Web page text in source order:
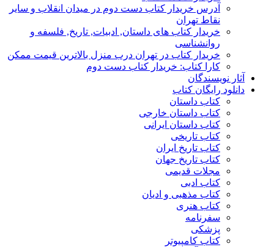
آدرس خریدار کتاب دست دوم در میدان انقلاب و سایر
نقاط تهران
خریدار کتاب های داستان, ادبیات, تاریخ, فلسفه و
روانشناسی
خریدار کتاب در تهران درب منزل بالاترین قیمت ممکن
کارا کتاب: خریدار کتاب دست دوم
آثار نویسندگان
دانلود رایگان کتاب
کتاب داستان
کتاب داستان خارجی
کتاب داستان ایرانی
کتاب تاریخی
کتاب تاریخ ایران
کتاب تاریخ جهان
مجلات قدیمی
کتاب ادبی
کتاب مذهبی و ادیان
کتاب هنری
سفرنامه
پزشکی
کتاب کامپیوتر